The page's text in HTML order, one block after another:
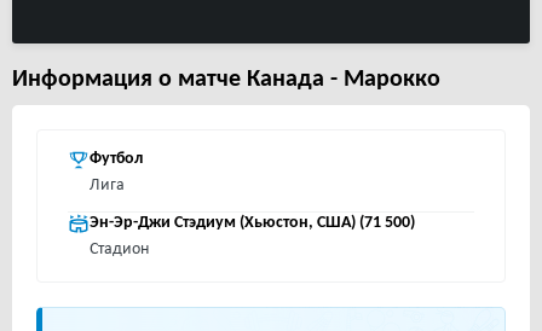
Информация о матче Канада - Марокко
Футбол
Лига
Эн-Эр-Джи Стэдиум (Хьюстон, США) (71 500)
Стадион